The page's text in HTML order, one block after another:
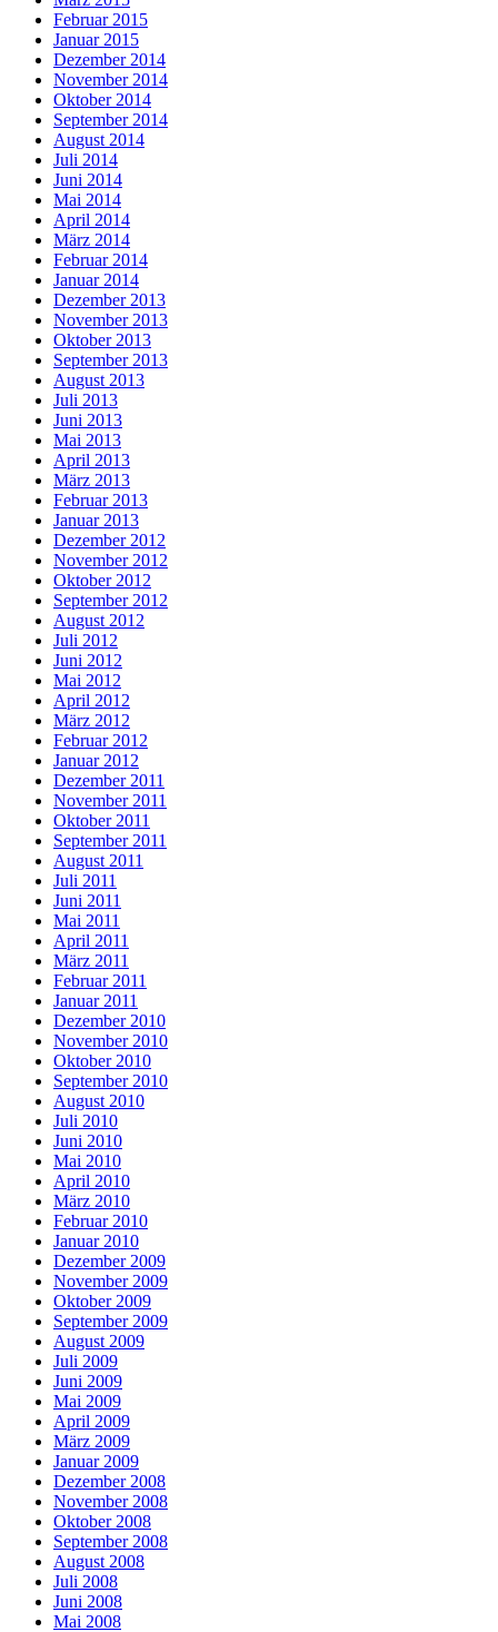
Februar 2015
Januar 2015
Dezember 2014
November 2014
Oktober 2014
September 2014
August 2014
Juli 2014
Juni 2014
Mai 2014
April 2014
März 2014
Februar 2014
Januar 2014
Dezember 2013
November 2013
Oktober 2013
September 2013
August 2013
Juli 2013
Juni 2013
Mai 2013
April 2013
März 2013
Februar 2013
Januar 2013
Dezember 2012
November 2012
Oktober 2012
September 2012
August 2012
Juli 2012
Juni 2012
Mai 2012
April 2012
März 2012
Februar 2012
Januar 2012
Dezember 2011
November 2011
Oktober 2011
September 2011
August 2011
Juli 2011
Juni 2011
Mai 2011
April 2011
März 2011
Februar 2011
Januar 2011
Dezember 2010
November 2010
Oktober 2010
September 2010
August 2010
Juli 2010
Juni 2010
Mai 2010
April 2010
März 2010
Februar 2010
Januar 2010
Dezember 2009
November 2009
Oktober 2009
September 2009
August 2009
Juli 2009
Juni 2009
Mai 2009
April 2009
März 2009
Januar 2009
Dezember 2008
November 2008
Oktober 2008
September 2008
August 2008
Juli 2008
Juni 2008
Mai 2008